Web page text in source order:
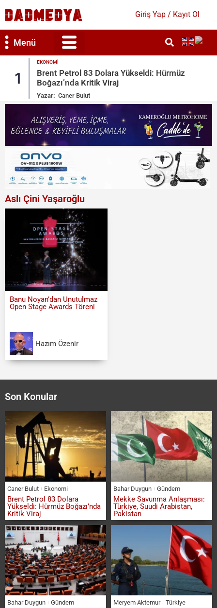
Giriş Yap / Kayıt Ol
Menü
2
Mekke Savunma Anlaşması:
Arabistan, Pakistan
Yazar:
Aslı Çini Yaşaroğlu
Banu Noyan’dan Unutulmaz
Open Stage Awards Töreni
Hazım Özenir
Son Konular
Caner Bulut Ekonomi
Brent Petrol 83 Dolara
Yükseldi: Hürmüz Boğazı’nda
Kritik Viraj
Bahar Duygun Gündem
Mekke Savunma Anlaşması:
Türkiye, Suudi Arabistan,
Pakistan
Bahar Duygun Gündem Meryem Aktemur Türkiye